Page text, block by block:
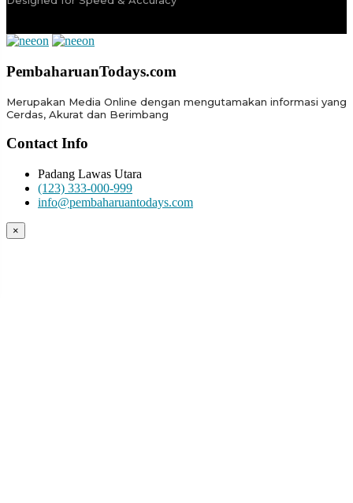
PembaharuanTodays.com
Merupakan Media Online dengan mengutamakan informasi yang
Cerdas, Akurat dan Berimbang
Contact Info
Padang Lawas Utara
(123) 333-000-999
info@pembaharuantodays.com
×